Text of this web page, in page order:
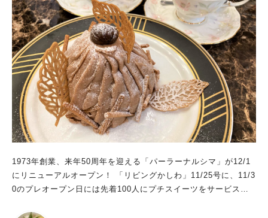
1973年創業、来年50周年を迎える「パーラーナルシマ」が12/1
にリニューアルオープン！ 「リビングかしわ」11/25号に、11/3
0のプレオープン日には先着100人にプチスイーツをサービスと